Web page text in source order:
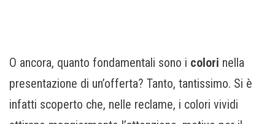
O ancora, quanto fondamentali sono i colori nella
presentazione di un’offerta? Tanto, tantissimo. Si è
infatti scoperto che, nelle reclame, i colori vividi